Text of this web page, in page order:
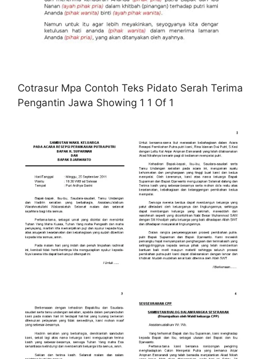
Cotrasur Mpa Contoh Teks Pidato Serah Terima
Pengantin Jawa Showing 1 1 Of 1